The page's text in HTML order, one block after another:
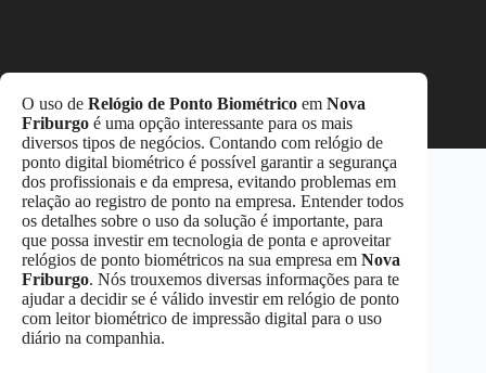
O uso de Relógio de Ponto Biométrico em Nova
Friburgo é uma opção interessante para os mais
diversos tipos de negócios. Contando com relógio de
ponto digital biométrico é possível garantir a segurança
dos profissionais e da empresa, evitando problemas em
relação ao registro de ponto na empresa. Entender todos
os detalhes sobre o uso da solução é importante, para
que possa investir em tecnologia de ponta e aproveitar
relógios de ponto biométricos na sua empresa em Nova
Friburgo. Nós trouxemos diversas informações para te
ajudar a decidir se é válido investir em relógio de ponto
com leitor biométrico de impressão digital para o uso
diário na companhia.